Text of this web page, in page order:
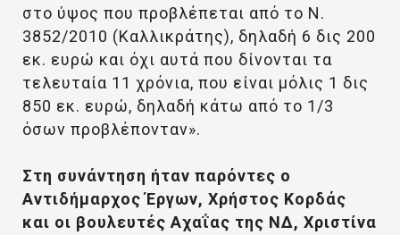
στο ύψος που προβλέπεται από το Ν.
3852/2010 (Καλλικράτης), δηλαδή 6 δις 200
εκ. ευρώ και όχι αυτά που δίνονται τα
τελευταία 11 χρόνια, που είναι μόλις 1 δις
850 εκ. ευρώ, δηλαδή κάτω από το 1/3
όσων προβλέπονταν».
Στη συνάντηση ήταν παρόντες ο
Αντιδήμαρχος Έργων, Χρήστος Κορδάς
και οι βουλευτές Αχαΐας της ΝΔ, Χριστίνα